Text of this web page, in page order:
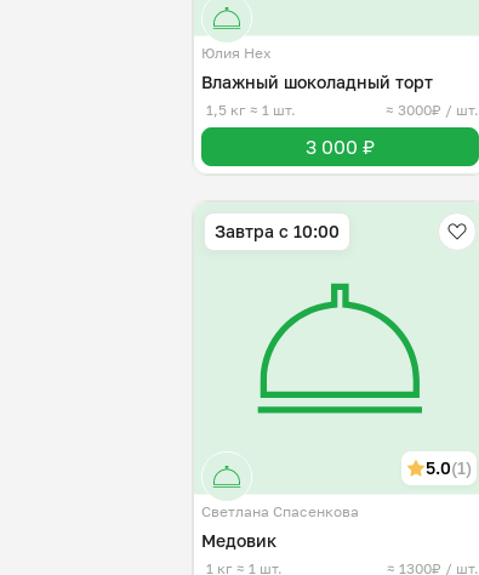
Юлия Нех
Влажный шоколадный торт
1,5 кг ≈ 1 шт. ≈ 3000₽ / шт.
3 000 ₽
Завтра c 10:00
5.0(1)
Светлана Спасенкова
Медовик
1 кг ≈ 1 шт. ≈ 1300₽ / шт.